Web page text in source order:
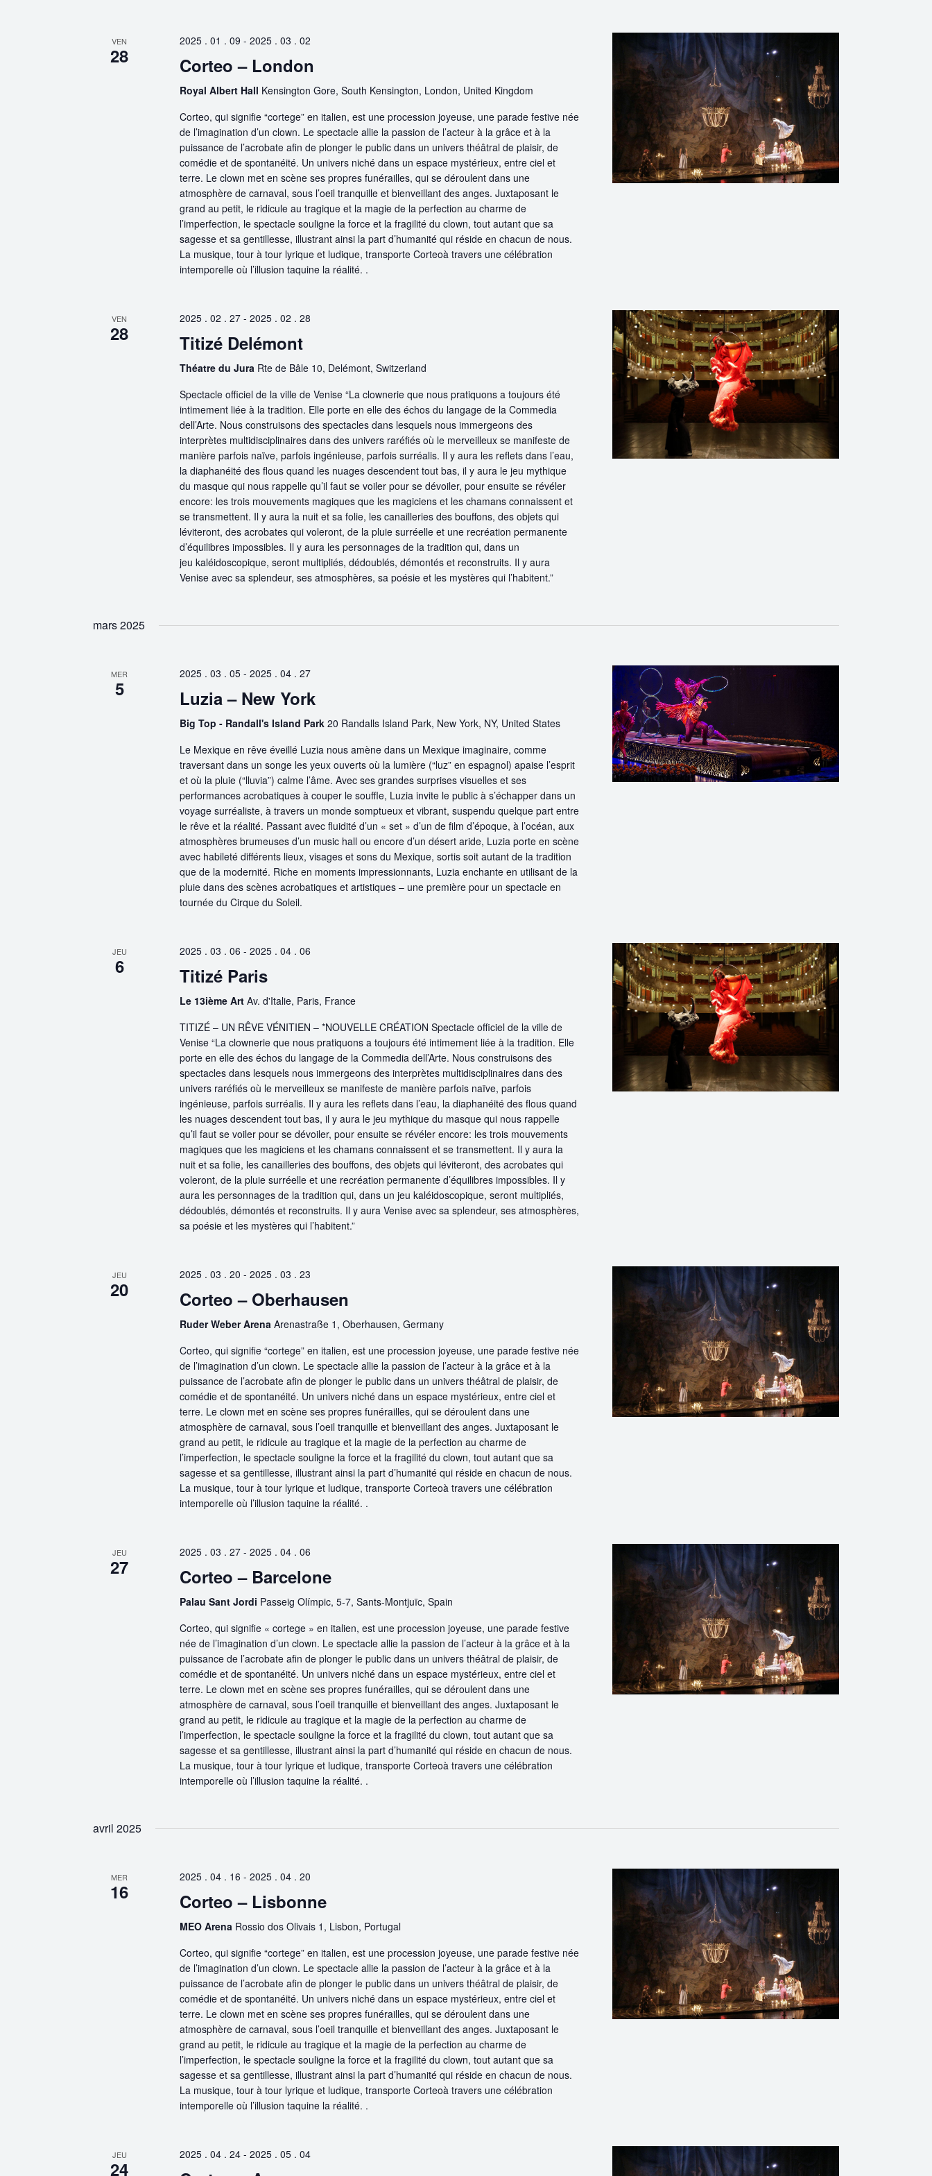
VEN
28
2025 . 01 . 09 - 2025 . 03 . 02
Corteo – London
Royal Albert Hall Kensington Gore, South Kensington, London, United Kingdom
Corteo, qui signifie “cortege” en italien, est une procession joyeuse, une parade festive née
de l’imagination d’un clown. Le spectacle allie la passion de l’acteur à la grâce et à la
puissance de l’acrobate afin de plonger le public dans un univers théâtral de plaisir, de
comédie et de spontanéité. Un univers niché dans un espace mystérieux, entre ciel et
terre. Le clown met en scène ses propres funérailles, qui se déroulent dans une
atmosphère de carnaval, sous l’oeil tranquille et bienveillant des anges. Juxtaposant le
grand au petit, le ridicule au tragique et la magie de la perfection au charme de
l’imperfection, le spectacle souligne la force et la fragilité du clown, tout autant que sa
sagesse et sa gentillesse, illustrant ainsi la part d’humanité qui réside en chacun de nous.
La musique, tour à tour lyrique et ludique, transporte Corteoà travers une célébration
intemporelle où l’illusion taquine la réalité. .
VEN
28
2025 . 02 . 27- 2025 . 02 . 28
Titizé Delémont
Théatre du Jura Rte de Bâle 10, Delémont, Switzerland
Spectacle officiel de la ville de Venise “La clownerie que nous pratiquons a toujours été
intimement liée à la tradition. Elle porte en elle des échos du langage de la Commedia
dell’Arte. Nous construisons des spectacles dans lesquels nous immergeons des
interprètes multidisciplinaires dans des univers raréfiés où le merveilleux se manifeste de
manière parfois naïve, parfois ingénieuse, parfois surréalis. Il y aura les reflets dans l’eau,
la diaphanéité des flous quand les nuages descendent tout bas, il y aura le jeu mythique
du masque qui nous rappelle qu’il faut se voiler pour se dévoiler, pour ensuite se révéler
encore: les trois mouvements magiques que les magiciens et les chamans connaissent et
se transmettent. Il y aura la nuit et sa folie, les canailleries des bouffons, des objets qui
léviteront, des acrobates qui voleront, de la pluie surréelle et une recréation permanente
d’équilibres impossibles. Il y aura les personnages de la tradition qui, dans un
jeu kaléidoscopique, seront multipliés, dédoublés, démontés et reconstruits. Il y aura
Venise avec sa splendeur, ses atmosphères, sa poésie et les mystères qui l’habitent.”
mars 2025
MER
5
2025 . 03 . 05- 2025 . 04 . 27
Luzia – New York
Big Top - Randall's Island Park 20 Randalls Island Park, New York, NY, United States
Le Mexique en rêve éveillé Luzia nous amène dans un Mexique imaginaire, comme
traversant dans un songe les yeux ouverts où la lumière (“luz” en espagnol) apaise l’esprit
et où la pluie (“lluvia”) calme l’âme. Avec ses grandes surprises visuelles et ses
performances acrobatiques à couper le souffle, Luzia invite le public à s’échapper dans un
voyage surréaliste, à travers un monde somptueux et vibrant, suspendu quelque part entre
le rêve et la réalité. Passant avec fluidité d’un « set » d’un de film d’époque, à l’océan, aux
atmosphères brumeuses d’un music hall ou encore d’un désert aride, Luzia porte en scène
avec habileté différents lieux, visages et sons du Mexique, sortis soit autant de la tradition
que de la modernité. Riche en moments impressionnants, Luzia enchante en utilisant de la
pluie dans des scènes acrobatiques et artistiques – une première pour un spectacle en
tournée du Cirque du Soleil.
JEU
6
2025 . 03 . 06 - 2025 . 04 . 06
Titizé Paris
Le 13ième Art Av. d'Italie, Paris, France
TITIZÉ – UN RÊVE VÉNITIEN – *NOUVELLE CRÉATION Spectacle officiel de la ville de
Venise “La clownerie que nous pratiquons a toujours été intimement liée à la tradition. Elle
porte en elle des échos du langage de la Commedia dell’Arte. Nous construisons des
spectacles dans lesquels nous immergeons des interprètes multidisciplinaires dans des
univers raréfiés où le merveilleux se manifeste de manière parfois naïve, parfois
ingénieuse, parfois surréalis. Il y aura les reflets dans l’eau, la diaphanéité des flous quand
les nuages descendent tout bas, il y aura le jeu mythique du masque qui nous rappelle
qu’il faut se voiler pour se dévoiler, pour ensuite se révéler encore: les trois mouvements
magiques que les magiciens et les chamans connaissent et se transmettent. Il y aura la
nuit et sa folie, les canailleries des bouffons, des objets qui léviteront, des acrobates qui
voleront, de la pluie surréelle et une recréation permanente d’équilibres impossibles. Il y
aura les personnages de la tradition qui, dans un jeu kaléidoscopique, seront multipliés,
dédoublés, démontés et reconstruits. Il y aura Venise avec sa splendeur, ses atmosphères,
sa poésie et les mystères qui l’habitent.”
JEU
20
2025 . 03 . 20 - 2025 . 03 . 23
Corteo – Oberhausen
Ruder Weber Arena Arenastraße 1, Oberhausen, Germany
Corteo, qui signifie “cortege” en italien, est une procession joyeuse, une parade festive née
de l’imagination d’un clown. Le spectacle allie la passion de l’acteur à la grâce et à la
puissance de l’acrobate afin de plonger le public dans un univers théâtral de plaisir, de
comédie et de spontanéité. Un univers niché dans un espace mystérieux, entre ciel et
terre. Le clown met en scène ses propres funérailles, qui se déroulent dans une
atmosphère de carnaval, sous l’oeil tranquille et bienveillant des anges. Juxtaposant le
grand au petit, le ridicule au tragique et la magie de la perfection au charme de
l’imperfection, le spectacle souligne la force et la fragilité du clown, tout autant que sa
sagesse et sa gentillesse, illustrant ainsi la part d’humanité qui réside en chacun de nous.
La musique, tour à tour lyrique et ludique, transporte Corteoà travers une célébration
intemporelle où l’illusion taquine la réalité. .
JEU
27
2025 . 03 . 27- 2025 . 04 . 06
Corteo – Barcelone
Palau Sant Jordi Passeig Olímpic, 5-7, Sants-Montjuïc, Spain
Corteo, qui signifie « cortege » en italien, est une procession joyeuse, une parade festive
née de l’imagination d’un clown. Le spectacle allie la passion de l’acteur à la grâce et à la
puissance de l’acrobate afin de plonger le public dans un univers théâtral de plaisir, de
comédie et de spontanéité. Un univers niché dans un espace mystérieux, entre ciel et
terre. Le clown met en scène ses propres funérailles, qui se déroulent dans une
atmosphère de carnaval, sous l’oeil tranquille et bienveillant des anges. Juxtaposant le
grand au petit, le ridicule au tragique et la magie de la perfection au charme de
l’imperfection, le spectacle souligne la force et la fragilité du clown, tout autant que sa
sagesse et sa gentillesse, illustrant ainsi la part d’humanité qui réside en chacun de nous.
La musique, tour à tour lyrique et ludique, transporte Corteoà travers une célébration
intemporelle où l’illusion taquine la réalité. .
avril 2025
MER
16
2025 . 04 . 16 - 2025 . 04 . 20
Corteo – Lisbonne
MEO Arena Rossio dos Olivais 1, Lisbon, Portugal
Corteo, qui signifie “cortege” en italien, est une procession joyeuse, une parade festive née
de l’imagination d’un clown. Le spectacle allie la passion de l’acteur à la grâce et à la
puissance de l’acrobate afin de plonger le public dans un univers théâtral de plaisir, de
comédie et de spontanéité. Un univers niché dans un espace mystérieux, entre ciel et
terre. Le clown met en scène ses propres funérailles, qui se déroulent dans une
atmosphère de carnaval, sous l’oeil tranquille et bienveillant des anges. Juxtaposant le
grand au petit, le ridicule au tragique et la magie de la perfection au charme de
l’imperfection, le spectacle souligne la force et la fragilité du clown, tout autant que sa
sagesse et sa gentillesse, illustrant ainsi la part d’humanité qui réside en chacun de nous.
La musique, tour à tour lyrique et ludique, transporte Corteoà travers une célébration
intemporelle où l’illusion taquine la réalité. .
JEU
24
2025 . 04 . 24- 2025 . 05 . 04